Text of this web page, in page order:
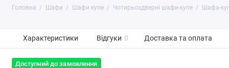
Головна Шафи Шафи купе Чотирьохдверні шафи-купе Шафа-
Характеристики Відгуки 0 Доставка та оплата
Доступний до замовлення